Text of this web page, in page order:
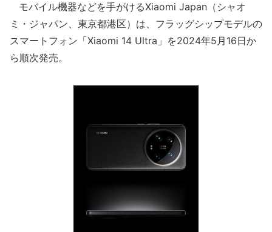
モバイル機器などを手がけるXiaomi Japan（シャオ
ミ・ジャパン、東京都港区）は、フラッグシップモデルの
スマートフォン「Xiaomi 14 Ultra」を2024年5月16日か
ら順次発売。